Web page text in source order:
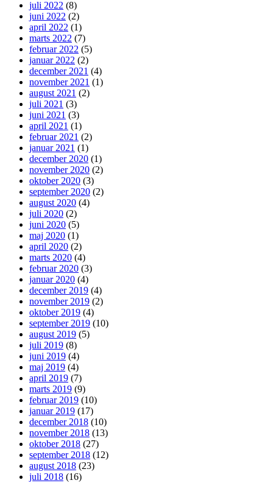
juli 2022 (8)
juni 2022 (2)
april 2022 (1)
marts 2022 (7)
februar 2022 (5)
januar 2022 (2)
december 2021 (4)
november 2021 (1)
august 2021 (2)
juli 2021 (3)
juni 2021 (3)
april 2021 (1)
februar 2021 (2)
januar 2021 (1)
december 2020 (1)
november 2020 (2)
oktober 2020 (3)
september 2020 (2)
august 2020 (4)
juli 2020 (2)
juni 2020 (5)
maj 2020 (1)
april 2020 (2)
marts 2020 (4)
februar 2020 (3)
januar 2020 (4)
december 2019 (4)
november 2019 (2)
oktober 2019 (4)
september 2019 (10)
august 2019 (5)
juli 2019 (8)
juni 2019 (4)
maj 2019 (4)
april 2019 (7)
marts 2019 (9)
februar 2019 (10)
januar 2019 (17)
december 2018 (10)
november 2018 (13)
oktober 2018 (27)
september 2018 (12)
august 2018 (23)
juli 2018 (16)